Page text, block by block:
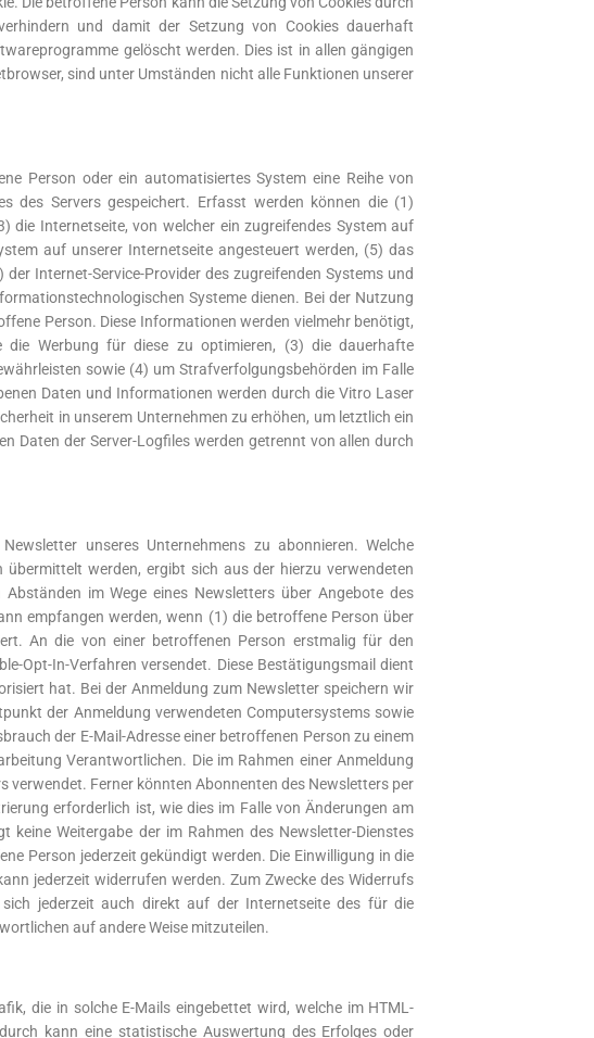
und damit der Setzung von Cookies dauerhaft
gelöscht werden. Dies ist in allen gängigen
sind unter Umständen nicht alle Funktionen unserer
Person oder ein automatisiertes System eine Reihe von
des Servers gespeichert. Erfasst werden können die (1)
die Internetseite, von welcher ein zugreifendes System auf
auf unserer Internetseite angesteuert werden, (5) das
Internet-Service-Provider des zugreifenden Systems und
Systeme dienen. Bei der Nutzung
Person. Diese Informationen werden vielmehr benötigt,
Werbung für diese zu optimieren, (3) die dauerhafte
sowie (4) um Strafverfolgungsbehörden im Falle
Daten und Informationen werden durch die Vitro Laser
in unserem Unternehmen zu erhöhen, um letztlich ein
Daten der Server-Logfiles werden getrennt von allen durch
unseres Unternehmens zu abonnieren. Welche
werden, ergibt sich aus der hierzu verwendeten
im Wege eines Newsletters über Angebote des
empfangen werden, wenn (1) die betroffene Person über
An die von einer betroffenen Person erstmalig für den
Opt-In-Verfahren versendet. Diese Bestätigungsmail dient
hat. Bei der Anmeldung zum Newsletter speichern wir
der Anmeldung verwendeten Computersystems sowie
der E-Mail-Adresse einer betroffenen Person zu einem
Verantwortlichen. Die im Rahmen einer Anmeldung
verwendet. Ferner könnten Abonnenten des Newsletters per
erforderlich ist, wie dies im Falle von Änderungen am
Weitergabe der im Rahmen des Newsletter-Dienstes
Person jederzeit gekündigt werden. Die Einwilligung in die
jederzeit widerrufen werden. Zum Zwecke des Widerrufs
jederzeit auch direkt auf der Internetseite des für die
auf andere Weise mitzuteilen.
die in solche E-Mails eingebettet wird, welche im HTML-
kann eine statistische Auswertung des Erfolges oder